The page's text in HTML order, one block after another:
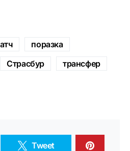
поразка
Страсбур
трансфер
Tweet